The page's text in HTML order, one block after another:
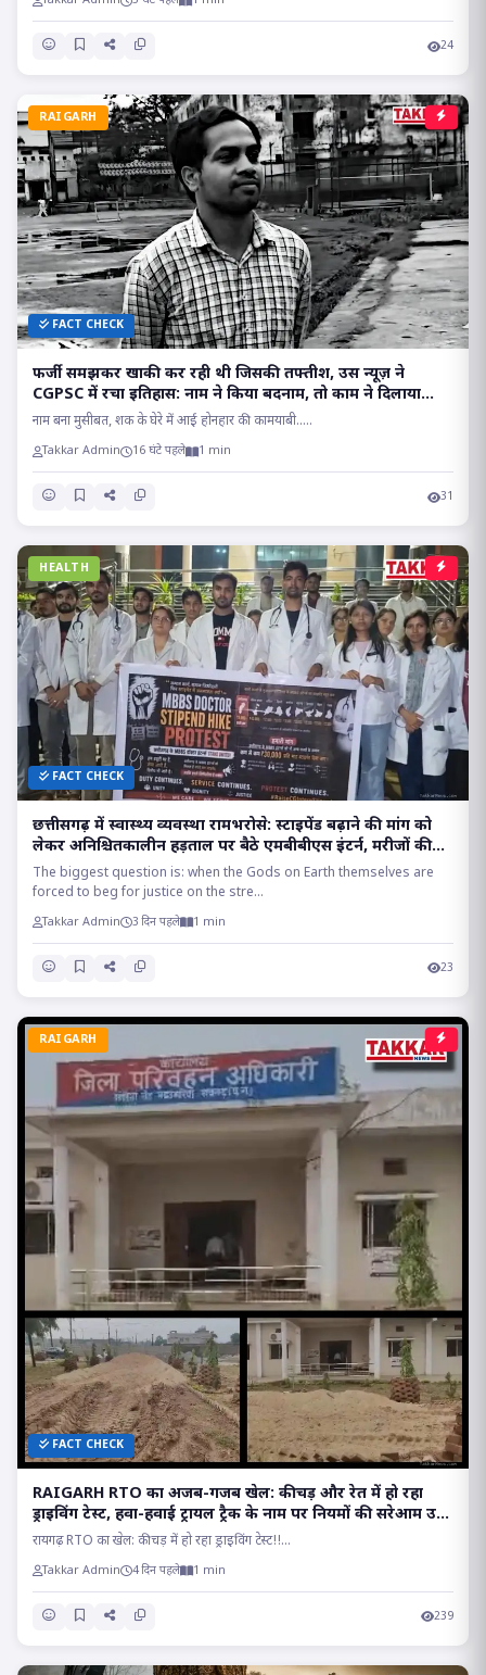
24
RAIGARH
FACT CHECK
फर्जी समझकर खाकी कर रही थी जिसकी तफ्तीश, उस न्यूज़ ने
CGPSC में रचा इतिहास: नाम ने किया बदनाम, तो काम ने दिलाया
मुकाम!!
नाम बना मुसीबत, शक के घेरे में आई होनहार की कामयाबी.....
Takkar Admin 16 घंटे पहले 1 min
31
HEALTH
FACT CHECK
छत्तीसगढ़ में स्वास्थ्य व्यवस्था रामभरोसे: स्टाइपेंड बढ़ाने की मांग को
लेकर अनिश्चितकालीन हड़ताल पर बैठे एमबीबीएस इंटर्न, मरीजों की
सांसों पर संकट!!
The biggest question is: when the Gods on Earth themselves are
forced to beg for justice on the stre...
Takkar Admin 3 दिन पहले 1 min
23
RAIGARH
FACT CHECK
RAIGARH RTO का अजब-गजब खेल: कीचड़ और रेत में हो रहा
ड्राइविंग टेस्ट, हवा-हवाई ट्रायल ट्रैक के नाम पर नियमों की सरेआम उड़
रही धज्जियां
रायगढ़ RTO का खेल: कीचड़ में हो रहा ड्राइविंग टेस्ट!!...
Takkar Admin 4 दिन पहले 1 min
239